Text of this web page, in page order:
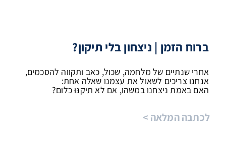
ברוח הזמן | ניצחון בלי תיקון?
אחרי שנתיים של מלחמה, שכול, כאב ותקווה להסכמים,
אנחנו צריכים לשאול את עצמנו שאלה אחת:
האם באמת ניצחנו במשהו, אם לא תיקַנּוּ כלום?
לכתבה המלאה >